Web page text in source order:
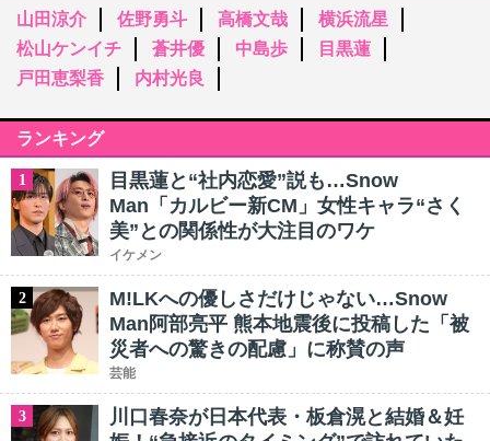
山田涼介 佐野勇斗 高橋文哉
横浜流星
松山ケンイチ
蒼井優 中島歩
目黒蓮
戸田恵梨香
内村光良
ランキング
1
目黒蓮と“社内恋愛”説も…Snow
Man「カルビー新CM」女性キャラ“さく
美”との関係性が大注目のワケ
イケメン
2
M!LKへの優しさだけじゃない…Snow
Man阿部亮平 熊本地震後に投稿した「被
災者への驚きの配慮」に称賛の声
芸能
3
川口春奈が日本代表・板倉滉と結婚＆妊